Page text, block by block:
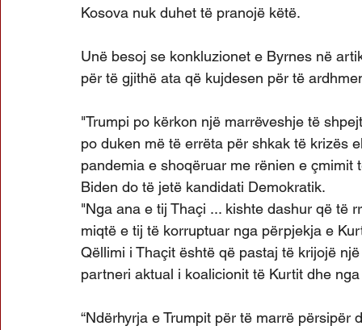
Kosova nuk duhet të pranojë këtë.
Unë besoj se konkluzionet e Byrnes në
për të gjithë ata që kujdesen për të
"Trumpi po kërkon një marrëveshje të
po duken më të errëta për shkak të krizës
pandemia e shoqëruar me rënien e
Biden do të jetë kandidati Demokratik.
"Nga ana e tij Thaçi ... kishte dashur që të
miqtë e tij të korruptuar nga përpjekja e
Qëllimi i Thaçit është që pastaj të krijojë
partneri aktual i koalicionit të Kurtit dhe
“Ndërhyrja e Trumpit për të marrë